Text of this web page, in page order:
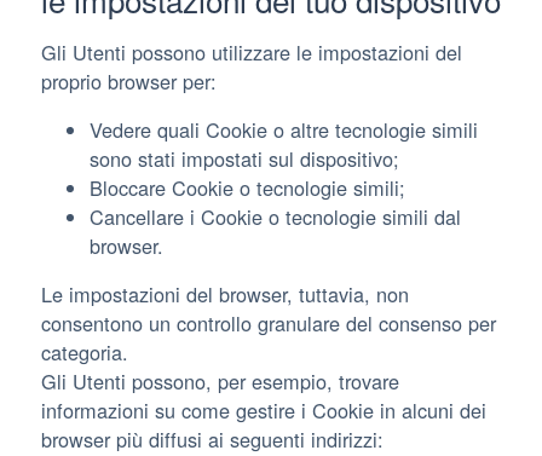
Gli Utenti possono utilizzare le impostazioni del
proprio browser per:
Vedere quali Cookie o altre tecnologie simili
sono stati impostati sul dispositivo;
Bloccare Cookie o tecnologie simili;
Cancellare i Cookie o tecnologie simili dal
browser.
Le impostazioni del browser, tuttavia, non
consentono un controllo granulare del consenso per
categoria.
Gli Utenti possono, per esempio, trovare
informazioni su come gestire i Cookie in alcuni dei
browser più diffusi ai seguenti indirizzi: